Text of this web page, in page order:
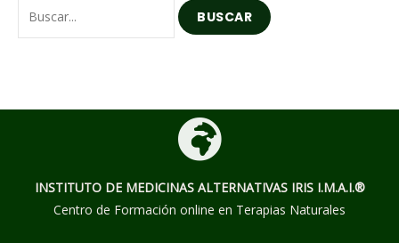
INSTITUTO DE MEDICINAS ALTERNATIVAS IRIS I.M.A.I.®
Centro de Formación online en Terapias Naturales